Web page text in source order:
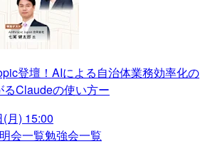
登壇！AIによる自治体業務効率化の
Claudeの使い方ー
月) 15:00
会一覧勉強会一覧